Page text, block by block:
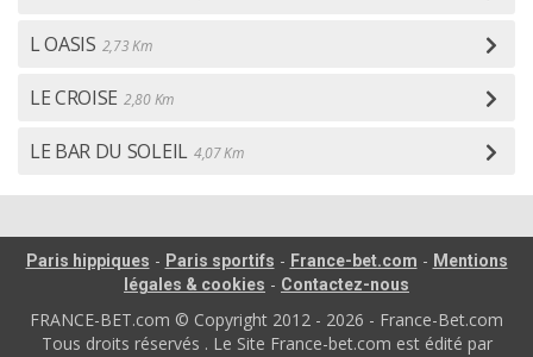
L OASIS 2,73 Km
LE CROISE 2,80 Km
LE BAR DU SOLEIL 4,07 Km
Paris hippiques - Paris sportifs - France-bet.com - Mentions
légales & cookies - Contactez-nous
FRANCE-BET.com © Copyright 2012 - 2026 - France-Bet.com
Tous droits réservés . Le Site France-bet.com est édité par